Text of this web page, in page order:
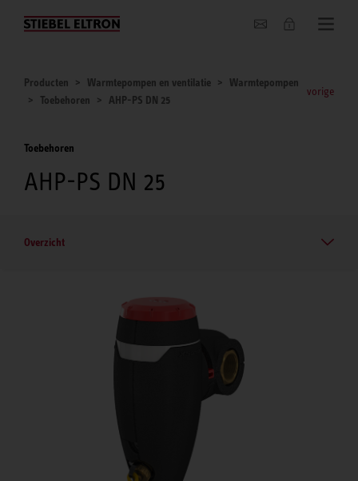
Actueel
Producten Warmtepompen en ventilatie
Warmtepompen
Toebehoren
AHP-PS DN 25
vorige
Toebehoren
AHP-PS DN 25
Overzicht